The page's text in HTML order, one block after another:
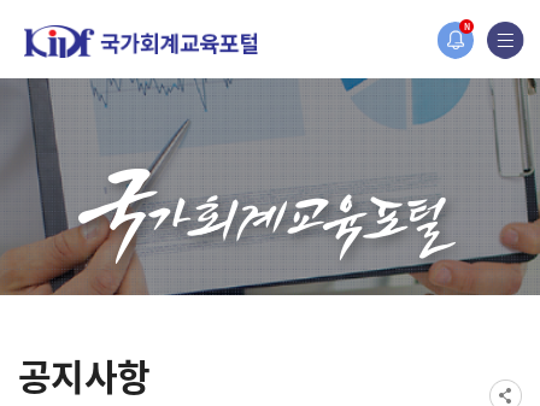
N
홈페이지가 새롭게 개편되었습니다.
한국조세재정연구원홈페이지가 새롭게 개설되었습니다.
공지사항